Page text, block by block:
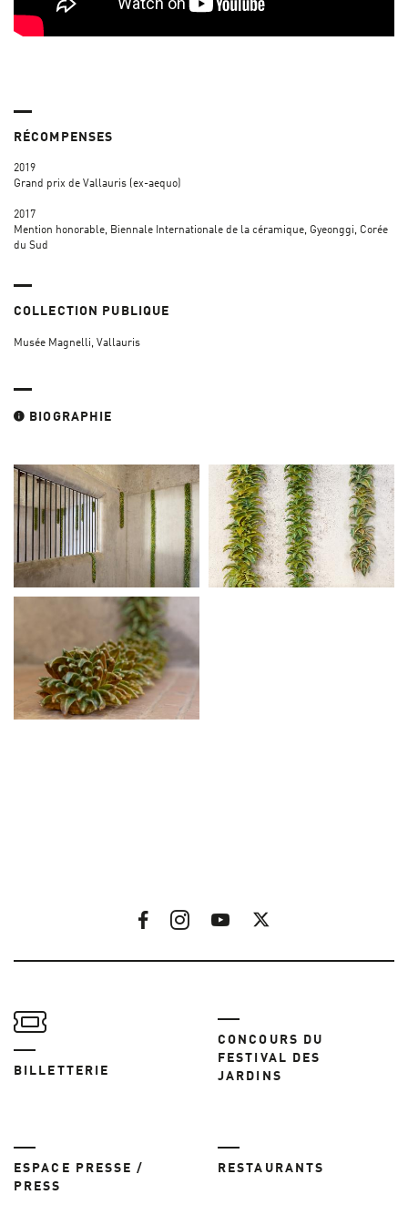
RÉCOMPENSES
2019
Grand prix de Vallauris (ex-aequo)
2017
Mention honorable, Biennale Internationale de la céramique, Gyeonggi, Corée
du Sud
COLLECTION PUBLIQUE
Musée Magnelli, Vallauris
BIOGRAPHIE
BILLETTERIE
CONCOURS DU
FESTIVAL DES
JARDINS
ESPACE PRESSE /
PRESS
RESTAURANTS